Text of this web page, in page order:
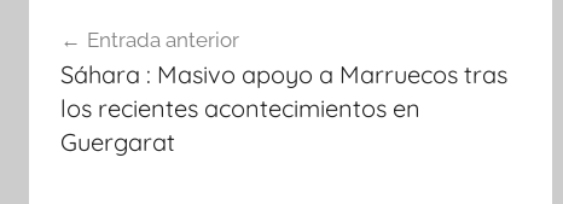
de
entradas
Entrada anterior
Sáhara : Masivo apoyo a Marruecos tras
los recientes acontecimientos en
Guergarat